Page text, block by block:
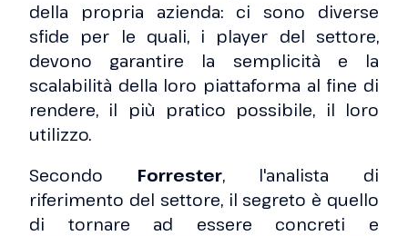
della propria azienda: ci sono diverse
sfide per le quali, i player del settore,
devono garantire la semplicità e la
scalabilità della loro piattaforma al fine di
rendere, il più pratico possibile, il loro
utilizzo.
Secondo Forrester, l'analista di
riferimento del settore, il segreto è quello
di tornare ad essere concreti e